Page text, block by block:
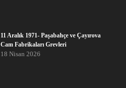
11 Aralık 1971- Paşabahçe ve Çayırova
Cam Fabrikaları Grevleri
18 Nisan 2026